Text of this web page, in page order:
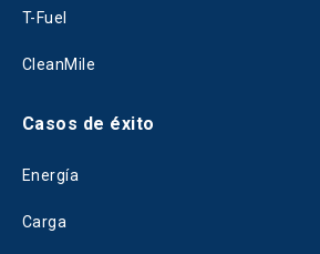
T-Fuel
CleanMile
Casos de éxito
Energía
Carga